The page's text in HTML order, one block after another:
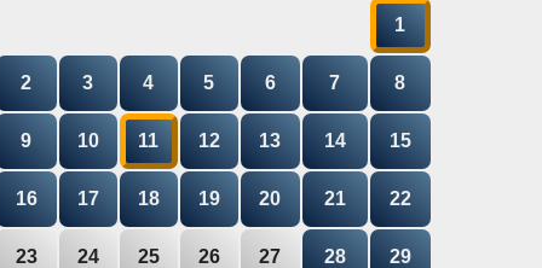
1
2 3 4 5 6 7 8
9 10 11 12 13 14 15
16 17 18 19 20 21 22
23 24 25 26 27 28 29